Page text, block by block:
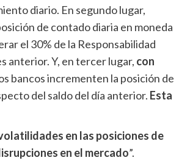
diario. En segundo lugar,
de contado diaria en moneda
el 30% de la Responsabilidad
anterior. Y, en tercer lugar, con
bancos incrementen la posición de
del saldo del día anterior. Esta
en las posiciones de
en el mercado”.